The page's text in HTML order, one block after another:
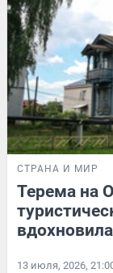
СТРАНА И МИР
Терема на
13 июля, 2026,